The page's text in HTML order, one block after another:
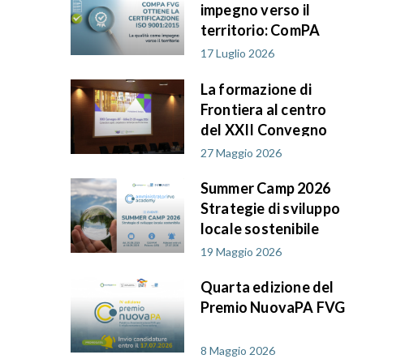
impegno verso il
territorio: ComPA
FVG ottiene la
9001:2015
17 Luglio 2026
La formazione di
Frontiera al centro
del XXII Convegno
AIF PA in FVG
27 Maggio 2026
Summer Camp 2026
Strategie di sviluppo
locale sostenibile
19 Maggio 2026
Quarta edizione del
Premio NuovaPA FVG
8 Maggio 2026